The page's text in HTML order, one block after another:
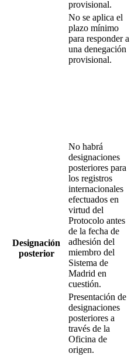
provisional.
No se aplica el
plazo mínimo
para responder a
una denegación
provisional.
Designación
posterior
No habrá
designaciones
posteriores para
los registros
internacionales
efectuados en
virtud del
Protocolo antes
de la fecha de
adhesión del
miembro del
Sistema de
Madrid en
cuestión.
Presentación de
designaciones
posteriores a
través de la
Oficina de
origen.